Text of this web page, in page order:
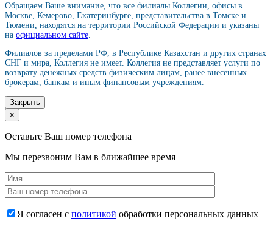
Обращаем Ваше внимание, что все филиалы Коллегии, офисы в
Москве, Кемерово, Екатеринбурге, представительства в Томске и
Тюмени, находятся на территории Российской Федерации и указаны
на официальном сайте
Филиалов за пределами РФ, в Республике Казахстан и других странах
СНГ и мира, Коллегия не имеет. Коллегия не представляет услуги по
возврату денежных средств физическим лицам, ранее внесенных
брокерам, банкам и иным финансовым учреждениям.
Закрыть
×
Оставьте Ваш номер телефона
Мы перезвоним Вам в ближайшее время
Я согласен с политикой обработки персональных данных